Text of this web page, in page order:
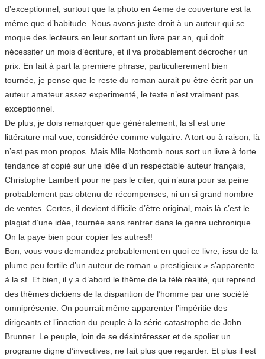
d’exceptionnel, surtout que la photo en 4eme de couverture est la
même que d’habitude. Nous avons juste droit à un auteur qui se
moque des lecteurs en leur sortant un livre par an, qui doit
nécessiter un mois d’écriture, et il va probablement décrocher un
prix. En fait à part la premiere phrase, particulierement bien
tournée, je pense que le reste du roman aurait pu être écrit par un
auteur amateur assez experimenté, le texte n’est vraiment pas
exceptionnel.
De plus, je dois remarquer que généralement, la sf est une
littérature mal vue, considérée comme vulgaire. A tort ou à raison, là
n’est pas mon propos. Mais Mlle Nothomb nous sort un livre à forte
tendance sf copié sur une idée d’un respectable auteur français,
Christophe Lambert pour ne pas le citer, qui n’aura pour sa peine
probablement pas obtenu de récompenses, ni un si grand nombre
de ventes. Certes, il devient difficile d’être original, mais là c’est le
plagiat d’une idée, tournée sans rentrer dans le genre uchronique.
On la paye bien pour copier les autres!!
Bon, vous vous demandez probablement en quoi ce livre, issu de la
plume peu fertile d’un auteur de roman « prestigieux » s’apparente
à la sf. Et bien, il y a d’abord le thême de la télé réalité, qui reprend
des thêmes dickiens de la disparition de l’homme par une société
omniprésente. On pourrait même apparenter l’impéritie des
dirigeants et l’inaction du peuple à la série catastrophe de John
Brunner. Le peuple, loin de se désintéresser et de spolier un
programe digne d’invectives, ne fait plus que regarder. Et plus il est